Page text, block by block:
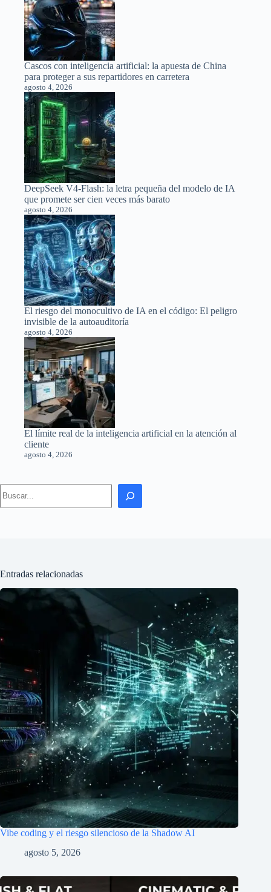
Cascos con inteligencia artificial: la apuesta de China
para proteger a sus repartidores en carretera
agosto 4, 2026
DeepSeek V4-Flash: la letra pequeña del modelo de IA
que promete ser cien veces más barato
agosto 4, 2026
El riesgo del monocultivo de IA en el código: El peligro
invisible de la autoauditoría
agosto 4, 2026
El límite real de la inteligencia artificial en la atención al
cliente
agosto 4, 2026
Search
Entradas relacionadas
Vibe coding y el riesgo silencioso de la Shadow AI
agosto 5, 2026